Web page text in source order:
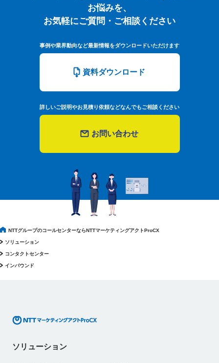
お悩みを、
お気軽にご質問・ご相談ください
事例や業界動向など最新情報をダウンロードいただけます
資料ダウンロード
詳しいご説明やお見積り依頼などなんでもご相談ください
お問い合わせ
NTTグループのコールセンターならNTTマーケティングアクトProCX
ソリューション
コンタクトセンター
インバウンド
ソリューション